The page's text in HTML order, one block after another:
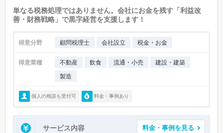
単なる税務処理ではありません。会社にお金を残す「利益改
善・財務戦略」で黒字経営を支援します！
得意分野 顧問税理士 会社設立 税金・お金
得意業種 不動産 飲食 流通・小売
建設・建築
製造
個人の相談も受付可 料金・事例あり
サービス内容 料金・事例を見る